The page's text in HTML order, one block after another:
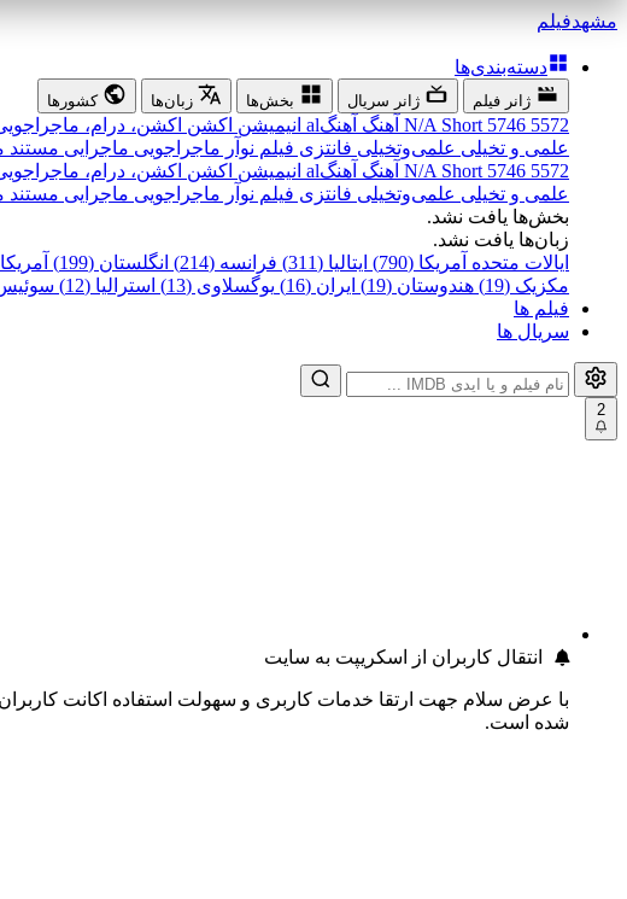
مشهدفیلم
دسته‌بندی‌ها
ژانر فیلم ژانر سریال بخش‌ها زبان‌ها کشورها
5572
5746
N/A Short آهنگ آهنگal انیمیشن اکشن اکشن، درام،
علمی و تخیلی علمی‌و‌تخیلی فانتزی فیلم نوآر ماجراجویی ماجرایی مستند
5572
5746
N/A Short آهنگ آهنگal انیمیشن اکشن اکشن، درام،
علمی و تخیلی علمی‌و‌تخیلی فانتزی فیلم نوآر ماجراجویی ماجرایی مستند
بخش‌ها یافت نشد.
زبان‌ها یافت نشد.
ایالات متحده آمریکا (790)
ایتالیا (311) فرانسه (214) انگلستان (199) آمریکا
مکزیک (19)
هندوستان (19) ایران (16) یوگسلاوی (13) استرالیا (12) سوئیس
فیلم ها
سریال ها
2
انتقال کاربران از اسکریپت به سایت
با عرض سلام جهت ارتقا خدمات کاربری و سهولت استفاده اکانت
شده است.